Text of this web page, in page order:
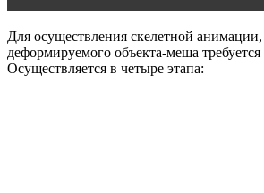
Для осуществления скелетной
деформируемого объекта-меша требуется
Осуществляется в четыре этапа: